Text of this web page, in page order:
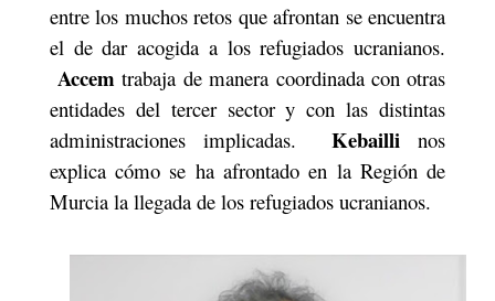
entre los muchos retos que afrontan se encuentra
el de dar acogida a los refugiados ucranianos.
Accem trabaja de manera coordinada con otras
entidades del tercer sector y con las distintas
administraciones implicadas.
Kebaillinos
explica cómo se ha afrontado en la Región de
Murcia la llegada de los refugiados ucranianos.